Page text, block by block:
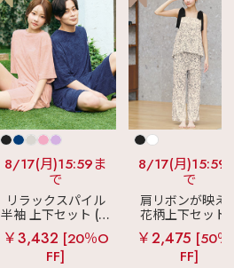
8/17(月)15:59ま
で
リラックスパイル
半袖 上下セット (男
女兼用サイズ)
￥3,432 [20％O
FF]
8/17(月)15:59
で
肩リボンが映え
花柄上下セット
メニーフラワー
ングパンツ 上下
ット
￥2,475 [50
FF]